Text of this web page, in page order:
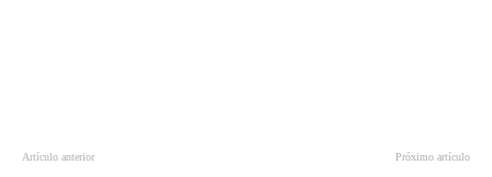
Artículo anterior Próximo artículo